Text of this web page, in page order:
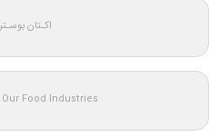
اکـتان
Food Industries